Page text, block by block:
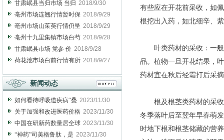
甘肃岷县当归市场 当归 2018/9/30
亳州市场连翘行情暂时保 2018/9/29
亳州市场山茱萸行情仍呈 2018/9/29
亳州十九里集镇市场白芍 2018/9/28
甘肃岷县市场 党参 价 2018/9/28
荷花池市场白前行情有所 2018/9/27
新闻动态
如何看待呼吸道疾病“叠 2023/11/30
关于加强和改进医药价格 2023/11/30
中国在研新药数量居全球 2023/11/30
“神药”司美格鲁肽，是 2023/11/30
有些应在开花前采收，如
根挖出入药，如北细辛、
叶类药材的采收：一般
品。植物一旦开花结果，
药材宜在秋后经霜打后采
根及根茎类药材的采收
冬季落叶后至翌年早春萌
时地下根和根茎储藏的营